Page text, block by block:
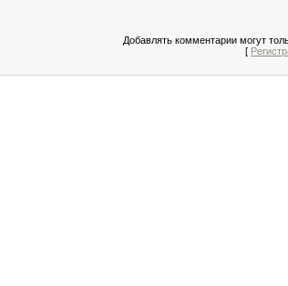
Добавлять комментарии могут
[